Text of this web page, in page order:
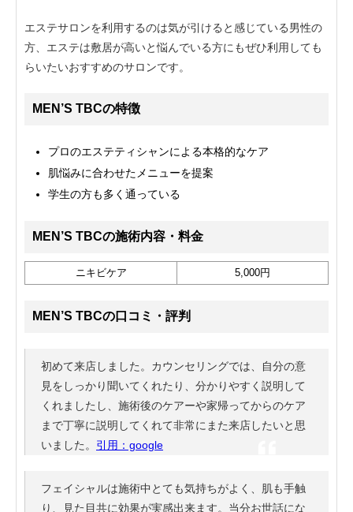
エステサロンを利用するのは気が引けると感じている男性の
方、エステは敷居が高いと悩んでいる方にもぜひ利用しても
らいたいおすすめのサロンです。
MEN’S TBCの特徴
プロのエステティシャンによる本格的なケア
肌悩みに合わせたメニューを提案
学生の方も多く通っている
MEN’S TBCの施術内容・料金
ニキビケア 5,000円
MEN’S TBCの口コミ・評判
初めて来店しました。カウンセリングでは、自分の意
見をしっかり聞いてくれたり、分かりやすく説明して
くれましたし、施術後のケアーや家帰ってからのケア
まで丁寧に説明してくれて非常にまた来店したいと思
いました。 引用：google
フェイシャルは施術中とても気持ちがよく、肌も手触
り、見た目共に効果が実感出来ます。当分お世話にな